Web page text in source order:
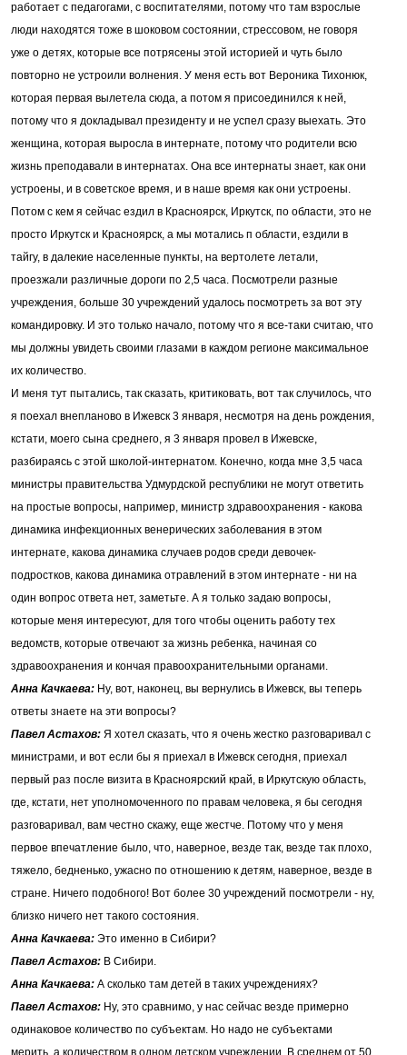
работает с педагогами, с воспитателями, потому что там взрослые
люди находятся тоже в шоковом состоянии, стрессовом, не говоря
уже о детях, которые все потрясены этой историей и чуть было
повторно не устроили волнения. У меня есть вот Вероника Тихонюк,
которая первая вылетела сюда, а потом я присоединился к ней,
потому что я докладывал президенту и не успел сразу выехать. Это
женщина, которая выросла в интернате, потому что родители всю
жизнь преподавали в интернатах. Она все интернаты знает, как они
устроены, и в советское время, и в наше время как они устроены.
Потом с кем я сейчас ездил в Красноярск, Иркутск, по области, это не
просто Иркутск и Красноярск, а мы мотались п области, ездили в
тайгу, в далекие населенные пункты, на вертолете летали,
проезжали различные дороги по 2,5 часа. Посмотрели разные
учреждения, больше 30 учреждений удалось посмотреть за вот эту
командировку. И это только начало, потому что я все-таки считаю, что
мы должны увидеть своими глазами в каждом регионе максимальное
их количество.
И меня тут пытались, так сказать, критиковать, вот так случилось, что
я поехал внепланово в Ижевск 3 января, несмотря на день рождения,
кстати, моего сына среднего, я 3 января провел в Ижевске,
разбираясь с этой школой-интернатом. Конечно, когда мне 3,5 часа
министры правительства Удмурдской республики не могут ответить
на простые вопросы, например, министр здравоохранения - какова
динамика инфекционных венерических заболевания в этом
интернате, какова динамика случаев родов среди девочек-
подростков, какова динамика отравлений в этом интернате - ни на
один вопрос ответа нет, заметьте. А я только задаю вопросы,
которые меня интересуют, для того чтобы оценить работу тех
ведомств, которые отвечают за жизнь ребенка, начиная со
здравоохранения и кончая правоохранительными органами.
Анна Качкаева: Ну, вот, наконец, вы вернулись в Ижевск, вы теперь
ответы знаете на эти вопросы?
Павел Астахов: Я хотел сказать, что я очень жестко разговаривал с
министрами, и вот если бы я приехал в Ижевск сегодня, приехал
первый раз после визита в Красноярский край, в Иркутскую область,
где, кстати, нет уполномоченного по правам человека, я бы сегодня
разговаривал, вам честно скажу, еще жестче. Потому что у меня
первое впечатление было, что, наверное, везде так, везде так плохо,
тяжело, бедненько, ужасно по отношению к детям, наверное, везде в
стране. Ничего подобного! Вот более 30 учреждений посмотрели - ну,
близко ничего нет такого состояния.
Анна Качкаева: Это именно в Сибири?
Павел Астахов: В Сибири.
Анна Качкаева: А сколько там детей в таких учреждениях?
Павел Астахов: Ну, это сравнимо, у нас сейчас везде примерно
одинаковое количество по субъектам. Но надо не субъектами